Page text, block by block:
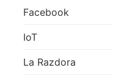
Facebook
IoT
La Razdora